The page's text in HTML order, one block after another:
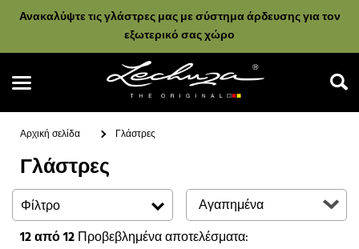
Ανακαλύψτε τις γλάστρες μας με σύστημα άρδευσης για τον
εξωτερικό σας χώρο
Αναζήτηση
Αρχική σελίδα Γλάστρες
Γλάστρες
Φίλτρο
12από 12Προβεβλημένα αποτελέσματα: